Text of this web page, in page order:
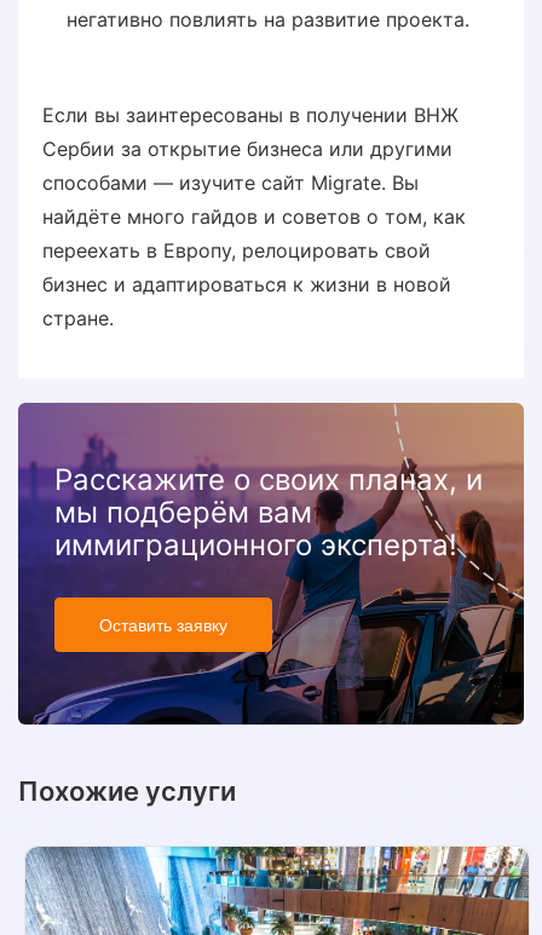
негативно повлиять на развитие проекта.
Если вы заинтересованы в получении ВНЖ
Сербии за открытие бизнеса или другими
способами — изучите сайт Migrate. Вы
найдёте много гайдов и советов о том, как
переехать в Европу, релоцировать свой
бизнес и адаптироваться к жизни в новой
стране.
Расскажите о своих планах, и
мы подберём вам
иммиграционного эксперта!
Оставить заявку
Похожие услуги